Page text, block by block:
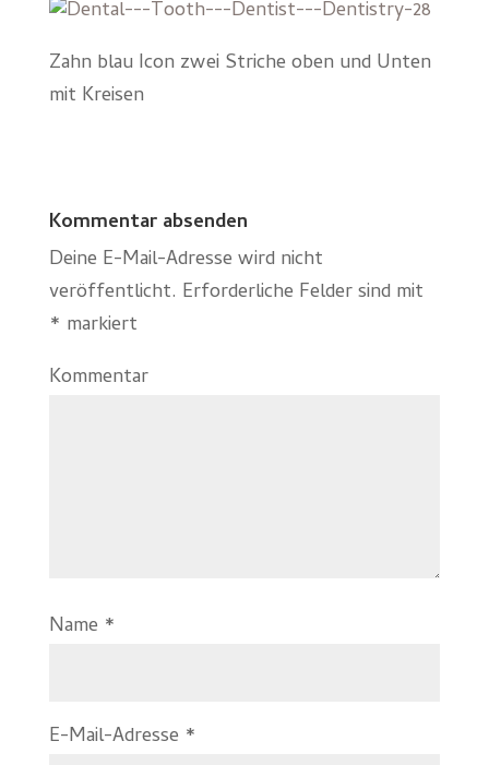
Zahn blau Icon zwei Striche oben und Unten
mit Kreisen
Kommentar absenden
Deine E-Mail-Adresse wird nicht
veröffentlicht. Erforderliche Felder sind mit
* markiert
Kommentar
Name *
E-Mail-Adresse *